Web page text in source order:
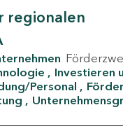
regionalen
Investieren
Personal